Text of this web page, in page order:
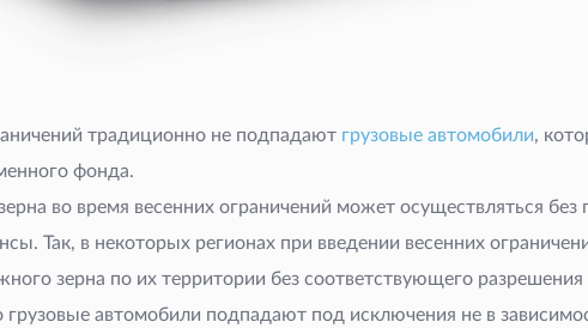
традиционно не подпадают грузовые автомобили,
фонда.
во время весенних ограничений может осуществляться
Так, в некоторых регионах при введении весенних
зерна по их территории без соответствующего
автомобили подпадают под исключения не в